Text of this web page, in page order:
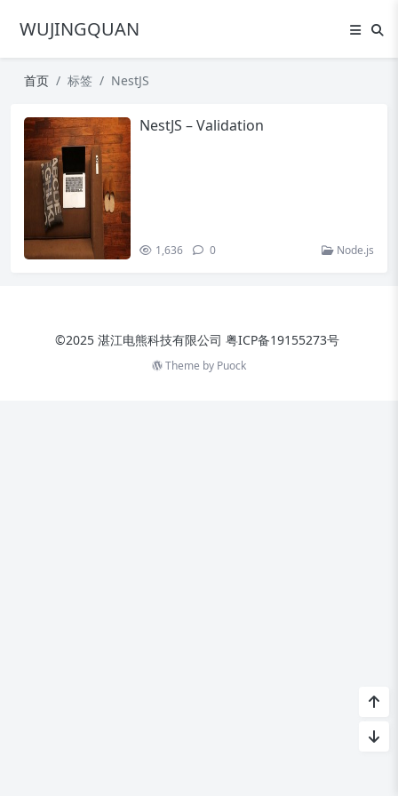
WUJINGQUAN
首页 标签 NestJS
NestJS – Validation
1,636 0 Node.js
©2025 湛江电熊科技有限公司 粤ICP备19155273号
Theme by Puock